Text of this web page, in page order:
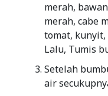
merah,
merah, cabe
tomat, kunyit,
Lalu, Tumis
Setelah
air